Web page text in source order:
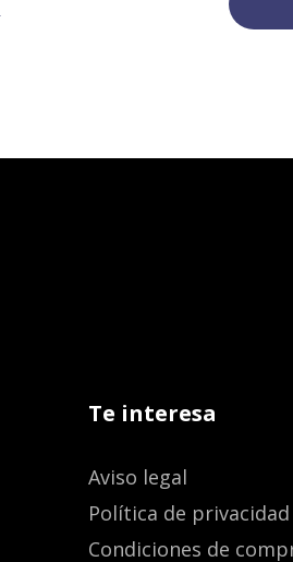
Te interesa
Aviso legal
Política de privacidad
Condiciones de